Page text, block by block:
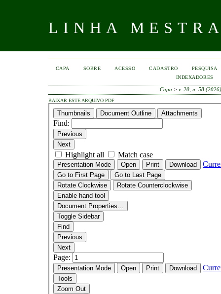
LINHA
CAPA SOBRE ACESSO CADASTRO
PESQUISA
INDEXADORES
Capa >v. 20, n. 58
BAIXAR ESTE ARQUIVO PDF